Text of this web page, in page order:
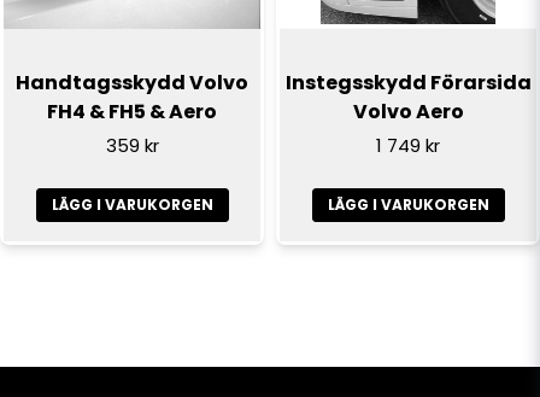
Handtagsskydd Volvo
FH4 & FH5 & Aero
359 kr
LÄGG I VARUKORGEN
Instegsskydd Förarsida
Volvo Aero
1 749 kr
LÄGG I VARUKORGEN